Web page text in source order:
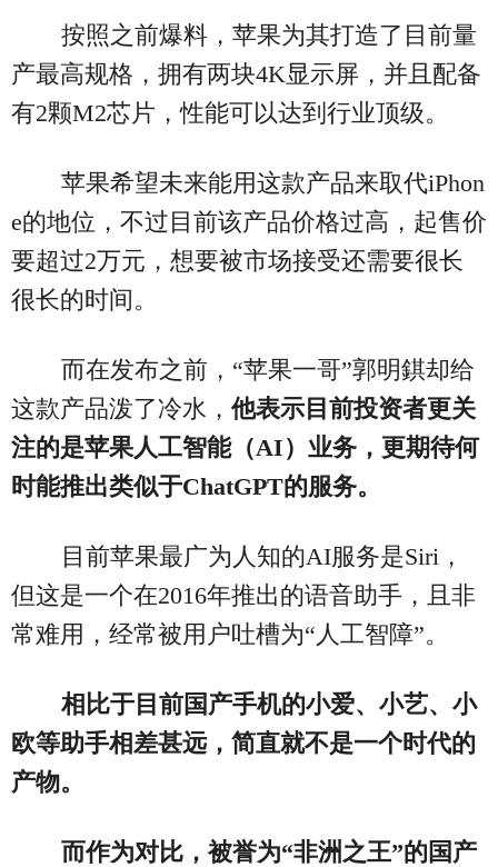
按照之前爆料，苹果为其打造了目前量
产最高规格，拥有两块4K显示屏，并且配备
有2颗M2芯片，性能可以达到行业顶级。
苹果希望未来能用这款产品来取代iPhon
e的地位，不过目前该产品价格过高，起售价
要超过2万元，想要被市场接受还需要很长
很长的时间。
而在发布之前，“苹果一哥”郭明錤却给
这款产品泼了冷水， 他表示目前投资者更关
注的是苹果人工智能（AI）业务，更期待何
时能推出类似于ChatGPT的服务。
目前苹果最广为人知的AI服务是Siri，
但这是一个在2016年推出的语音助手，且非
常难用，经常被用户吐槽为“人工智障”。
相比于目前国产手机的小爱、小艺、小
欧等助手相差甚远，简直就不是一个时代的
产物。
而作为对比，被誉为“非洲之王”的国产